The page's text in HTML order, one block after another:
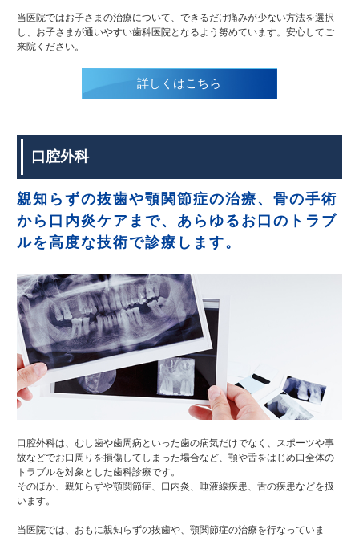
当医院ではお子さまの治療について、できるだけ痛みが少ない方法を選択
し、お子さまが通いやすい歯科医院となるよう努めています。安心してご
来院ください。
詳しくはこちら
口腔外科
親知らずの抜歯や顎関節症の治療、骨の手術
から口内炎ケアまで、あらゆるお口のトラブ
ルを高度な技術で診療します。
口腔外科は、むし歯や歯周病といった歯の病気だけでなく、スポーツや事
故などでお口周りを損傷してしまった場合など、顎や舌をはじめ口全体の
トラブルを対象とした歯科診療です。
そのほか、親知らずや顎関節症、口内炎、唾液線疾患、舌の疾患などを扱
います。
当医院では、おもに親知らずの抜歯や、顎関節症の治療を行なっていま